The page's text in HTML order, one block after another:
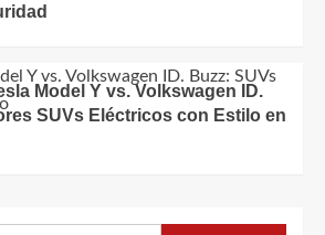
Model Y vs. Volkswagen ID.
SUVs Eléctricos con Estilo en